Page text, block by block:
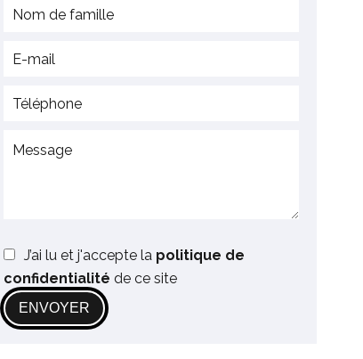
J’ai lu et j'accepte la politique de
confidentialité de ce site
ENVOYER